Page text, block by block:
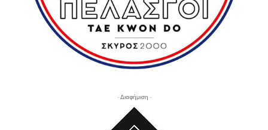
- Διαφήμιση -